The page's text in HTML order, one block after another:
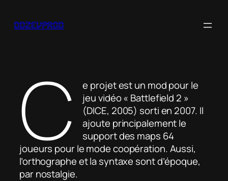
ddzevprod
C
e projet est un mod pour le
jeu vidéo« Battlefield 2 »
(DICE, 2005) sorti en 2007. Il
ajoute principalement le
support des maps 64
joueurs pour le mode coopération. Aussi,
l’orthographe et la syntaxe sont d’époque,
par nostalgie.